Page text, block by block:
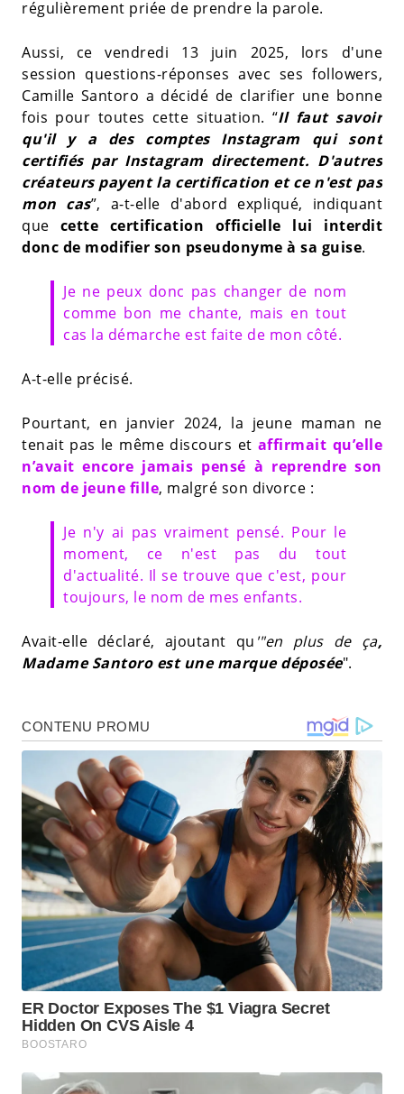
régulièrement priée de prendre la parole.
Aussi, ce vendredi 13 juin 2025, lors d'une
session questions-réponses avec ses followers,
Camille Santoro a décidé de clarifier une bonne
fois pour toutes cette situation. “Il faut savoir
qu'il y a des comptes Instagram qui sont
certifiés par Instagram directement. D'autres
créateurs payent la certification et ce n'est pas
mon cas”, a-t-elle d'abord expliqué, indiquant
que cette certification officielle lui interdit
donc de modifier son pseudonyme à sa guise.
Je ne peux donc pas changer de nom
comme bon me chante, mais en tout
cas la démarche est faite de mon côté.
A-t-elle précisé.
Pourtant, en janvier 2024, la jeune maman ne
tenait pas le même discours et affirmait qu’elle
n’avait encore jamais pensé à reprendre son
nom de jeune fille, malgré son divorce :
Je n'y ai pas vraiment pensé. Pour le
moment, ce n'est pas du tout
d'actualité. Il se trouve que c'est, pour
toujours, le nom de mes enfants.
Avait-elle déclaré, ajoutant qu '"en plus de ça,
Madame Santoro est une marque déposée".